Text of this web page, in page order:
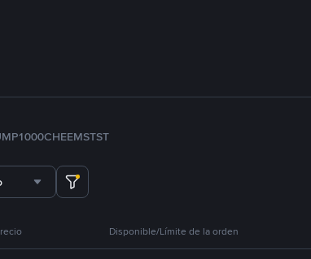
1000CHEEMSTST
Disponible/Límite de la orden